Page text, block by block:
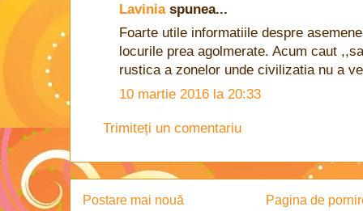
Laviniaspunea...
Foarte utile informatiile despre
locurile prea agolmerate. Acum caut
rustica a zonelor unde civilizatia nu a
10 martie 2016 la 20:33
Trimiteți un comentariu
Postare mai nouă Pagina de